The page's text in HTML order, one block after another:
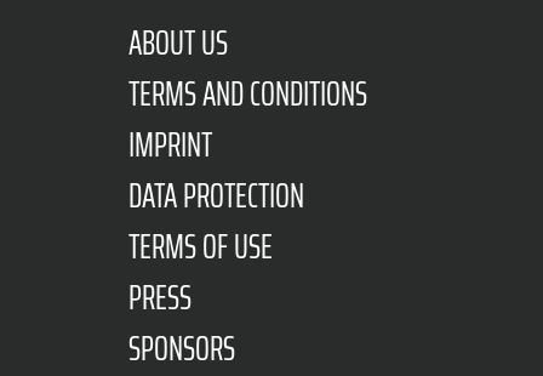
ABOUT US
TERMS AND CONDITIONS
IMPRINT
DATA PROTECTION
TERMS OF USE
PRESS
SPONSORS